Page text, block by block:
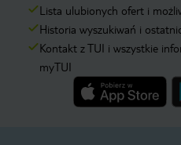
Lista ulubionych ofert i
Historia wyszukiwań i
Kontakt z TUI i wszystkie
myTUI